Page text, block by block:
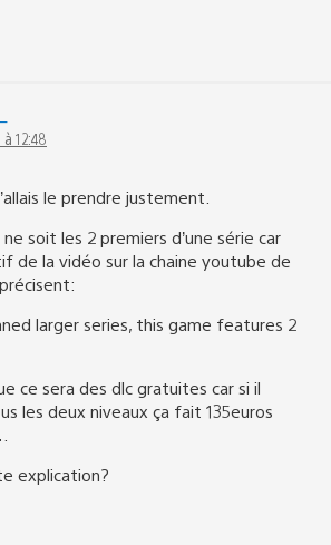
12:48
le prendre justement.
ne soit les 2 premiers d’une série car
de la vidéo sur la chaine youtube de
larger series, this game features 2
ce sera des dlc gratuites car si il
les deux niveaux ça fait 135euros
explication?